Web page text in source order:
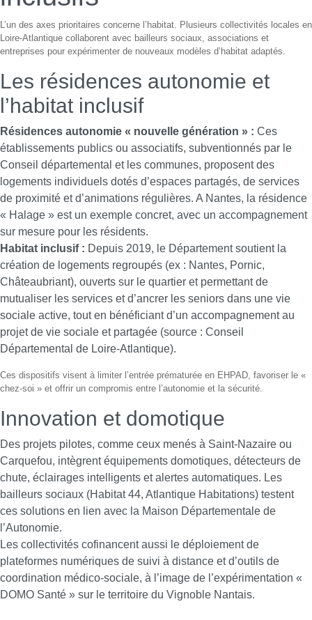
L’un des axes prioritaires concerne l’habitat. Plusieurs collectivités locales en
Loire-Atlantique collaborent avec bailleurs sociaux, associations et
entreprises pour expérimenter de nouveaux modèles d’habitat adaptés.
Les résidences autonomie et
l’habitat inclusif
Résidences autonomie « nouvelle génération » : Ces
établissements publics ou associatifs, subventionnés par le
Conseil départemental et les communes, proposent des
logements individuels dotés d’espaces partagés, de services
de proximité et d’animations régulières. A Nantes, la résidence
« Halage » est un exemple concret, avec un accompagnement
sur mesure pour les résidents.
Habitat inclusif : Depuis 2019, le Département soutient la
création de logements regroupés (ex : Nantes, Pornic,
Châteaubriant), ouverts sur le quartier et permettant de
mutualiser les services et d’ancrer les seniors dans une vie
sociale active, tout en bénéficiant d’un accompagnement au
projet de vie sociale et partagée (source : Conseil
Départemental de Loire-Atlantique).
Ces dispositifs visent à limiter l’entrée prématurée en EHPAD, favoriser le «
chez-soi » et offrir un compromis entre l’autonomie et la sécurité.
Innovation et domotique
Des projets pilotes, comme ceux menés à Saint-Nazaire ou
Carquefou, intègrent équipements domotiques, détecteurs de
chute, éclairages intelligents et alertes automatiques. Les
bailleurs sociaux (Habitat 44, Atlantique Habitations) testent
ces solutions en lien avec la Maison Départementale de
l’Autonomie.
Les collectivités cofinancent aussi le déploiement de
plateformes numériques de suivi à distance et d’outils de
coordination médico-sociale, à l’image de l’expérimentation «
DOMO Santé » sur le territoire du Vignoble Nantais.